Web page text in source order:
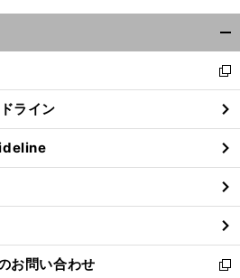
閉
る
新
し
い
ウ
ィ
ン
ド
ウ
で
開
く
ライン
お問い合わせ
新